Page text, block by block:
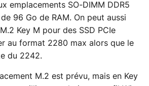
emplacements SO-DIMM DDR5
96 Go de RAM. On peut aussi
Key M pour des SSD PCIe
au format 2280 max alors que le
du 2242.
M.2 est prévu, mais en Key